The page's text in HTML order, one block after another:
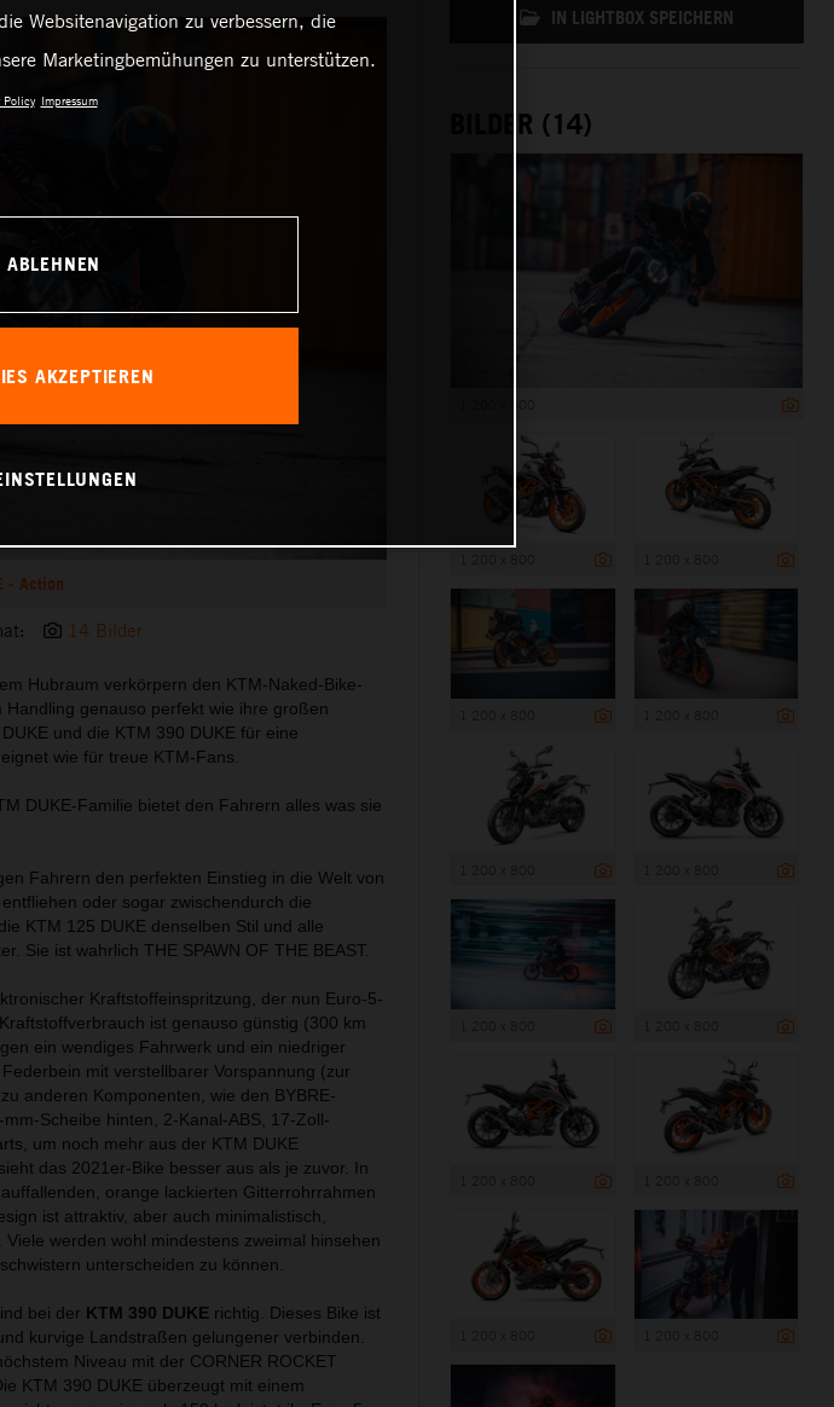
- Action
14 Bilder
Hubraum verkörpern den KTM-Naked-Bike-
genauso perfekt wie ihre großen
und die KTM 390 DUKE für eine
wie für treue KTM-Fans.
DUKE-Familie bietet den Fahrern alles was sie
Fahrern den perfekten Einstieg in die Welt von
oder sogar zwischendurch die
KTM 125 DUKE denselben Stil und alle
Sie ist wahrlich THE SPAWN OF THE BEAST.
Kraftstoffeinspritzung, der nun Euro-5-
ist genauso günstig (300 km
ein wendiges Fahrwerk und ein niedriger
mit verstellbarer Vorspannung (zur
anderen Komponenten, wie den BYBRE-
Scheibe hinten, 2-Kanal-ABS, 17-Zoll-
um noch mehr aus der KTM DUKE
das 2021er-Bike besser aus als je zuvor. In
orange lackierten Gitterrohrrahmen
ist attraktiv, aber auch minimalistisch,
werden wohl mindestens zweimal hinsehen
unterscheiden zu können.
bei der KTM 390 DUKE richtig. Dieses Bike ist
kurvige Landstraßen gelungener verbinden.
Niveau mit der CORNER ROCKET
KTM 390 DUKE überzeugt mit einem
IN LIGHTBOX SPEICHERN
BILDER (14)
Websitenavigation zu verbessern, die
Marketingbemühungen zu unterstützen.
Policy Impressum
ABLEHNEN
AKZEPTIEREN